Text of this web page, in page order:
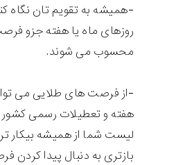
-همیشه به تقویم تان نگاه
روزهای ماه یا هفته جزو
محسوب می شوند.
-از فرصت های طلایی می
هفته و تعطیلات رسمی کشور را
لیست شما از همیشه بیکار
بازتری به دنبال پیدا کردن